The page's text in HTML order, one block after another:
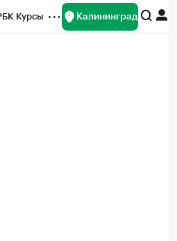
Курсы Калининград